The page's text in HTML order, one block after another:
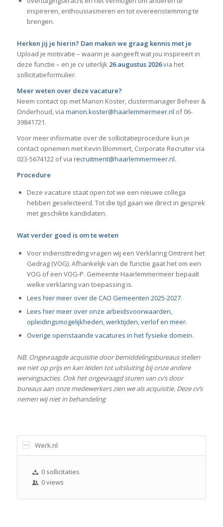
inspireren, enthousiasmeren en tot overeenstemming te
brengen.
Herken jij je hierin? Dan maken we graag kennis met je
Upload je motivatie – waarin je aangeeft wat jou inspireert in
deze functie – en je cv uiterlijk 26augustus 2026via het
sollicitatieformulier.
Meer weten over deze vacature?
Neem contact op met Manon Koster, clustermanager Beheer &
Onderhoud, via manon.koster@haarlemmermeer.nl of 06-
39841721.
Voor meer informatie over de sollicitatieprocedure kun je
contact opnemen met Kevin Blommert, Corporate Recruiter via
023-5674122 of via recruitment@haarlemmermeer.nl.
Procedure
Deze vacature staat open tot we een nieuwe collega
hebben geselecteerd. Tot die tijd gaan we direct in gesprek
met geschikte kandidaten.
Wat verder goed is om te weten
Voor indiensttreding vragen wij een Verklaring Omtrent het
Gedrag (VOG). Afhankelijk van de functie gaat het om een
VOG of een VOG-P. Gemeente Haarlemmermeer bepaalt
welke verklaring van toepassing is.
Lees hier meer over de CAO Gemeenten 2025-2027.
Lees hier meer over onze arbeidsvoorwaarden,
opleidingsmogelijkheden, werktijden, verlof en meer.
Overige openstaande vacatures in het fysieke domein.
NB. Ongevraagde acquisitie door bemiddelingsbureaus stellen
we niet op prijs en kan leiden tot uitsluiting bij onze andere
wervingsacties. Ook het ongevraagd sturen van cv’s door
bureaus aan onze medewerkers zien we als acquisitie. Deze cv’s
nemen wij niet in behandeling
Werk.nl
0 sollicitaties
0 views